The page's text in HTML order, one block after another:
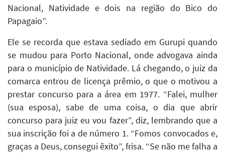
Nacional, Natividade e dois na região do Bico do
Papagaio”.
Ele se recorda que estava sediado em Gurupi quando
se mudou para Porto Nacional, onde advogava ainda
para o município de Natividade. Lá chegando, o juiz da
comarca entrou de licença prêmio, o que o motivou a
prestar concurso para a área em 1977. “Falei, mulher
(sua esposa), sabe de uma coisa, o dia que abrir
concurso para juiz eu vou fazer”, diz, lembrando que a
sua inscrição foi a de número 1. “Fomos convocados e,
graças a Deus, consegui êxito”, frisa. “Se não me falha a